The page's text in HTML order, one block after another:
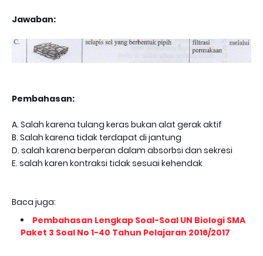
Jawaban:
Pembahasan:
A. Salah karena tulang keras bukan alat gerak aktif
B. Salah karena tidak terdapat di jantung
D. salah karena berperan dalam absorbsi dan sekresi
E. salah karen kontraksi tidak sesuai kehendak
Baca juga:
Pembahasan Lengkap Soal-Soal UN Biologi SMA
Paket 3 Soal No 1-40 Tahun Pelajaran 2016/2017